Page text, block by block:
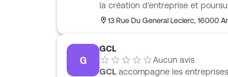
la création d’entreprise et
conseil juridique et social ou la
qualité structurée. Son affiliation
des outils technologiques
13 Rue Du General Leclerc, 16000
G
GCL
Aucun avis
GCL accompagne les